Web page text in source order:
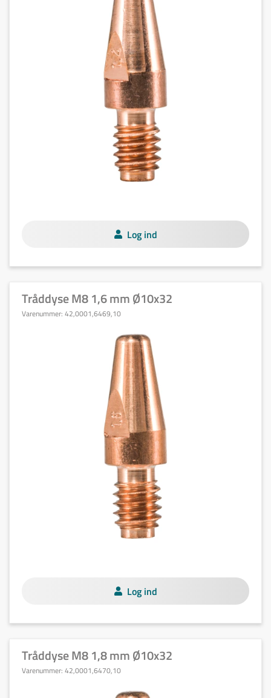
Log ind
Tråddyse M8 1,6 mm Ø10x32
Varenummer: 42,0001,6469,10
Log ind
Tråddyse M8 1,8 mm Ø10x32
Varenummer: 42,0001,6470,10